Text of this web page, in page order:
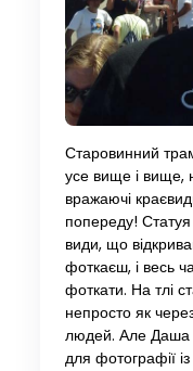
Старовинний
усе вище і вище,
вражаючі
попереду! Статуя
види, що
фоткаєш, і весь
фоткати. На тлі
непросто як через
людей. Але Даша
для фотографії